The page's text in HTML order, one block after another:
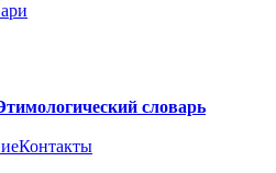
словарь
Контакты